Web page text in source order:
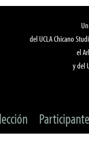
del UCLA Chicano
el
y del